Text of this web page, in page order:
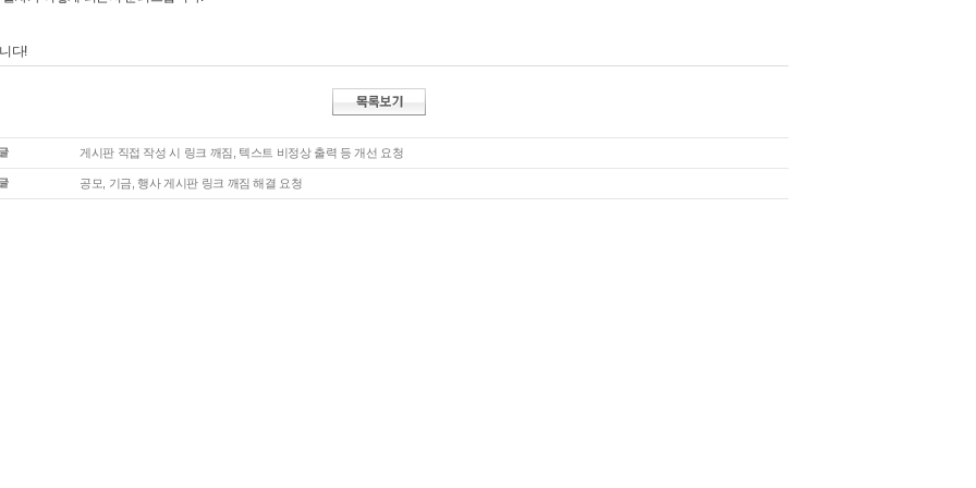
다!
게시판 직접 작성 시 링크 깨짐, 텍스트 비정상 출력 등 개선 요청
공모, 기금, 행사 게시판 링크 깨짐 해결 요청